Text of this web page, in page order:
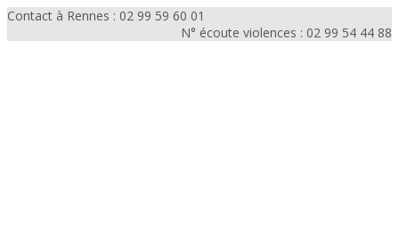
Contact à Rennes : 02 99 59 60 01
N° écoute violences : 02 99 54 44 88